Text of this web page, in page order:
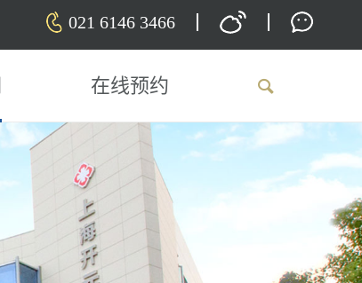
021 6146 3466
在线预约